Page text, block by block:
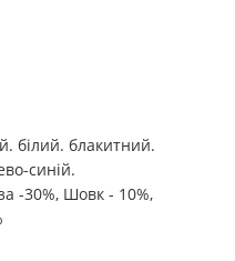
білий. блакитний.
синій.
-30%, Шовк - 10%,